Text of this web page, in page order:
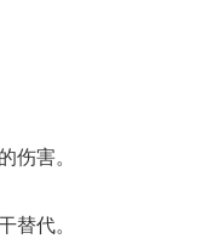
伤害。
替代。